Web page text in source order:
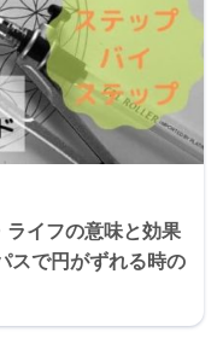
ライフの意味と効果
スで円がずれる時の